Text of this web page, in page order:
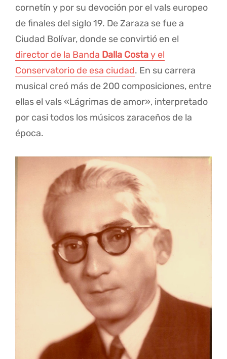
cornetín y por su devoción por el vals europeo
de finales del siglo 19. De Zaraza se fue a
Ciudad Bolívar, donde se convirtió en el
director de la Banda Dalla Costay el
Conservatorio de esa ciudad. En su carrera
musical creó más de 200 composiciones, entre
ellas el vals «Lágrimas de amor», interpretado
por casi todos los músicos zaraceños de la
época.